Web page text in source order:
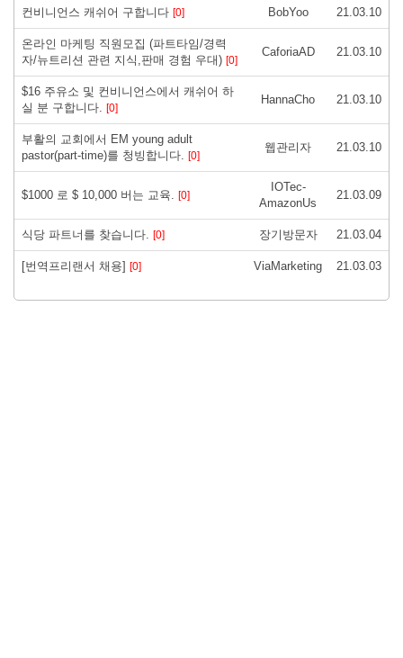
컨비니언스 캐쉬어 구합니다 [0] BobYoo 21.03.10
온라인 마케팅 직원모집 (파트타임/경력
자/뉴트리션 관련 지식,판매 경험 우대) [0]
CaforiaAD 21.03.10
$16 주유소 및 컨비니언스에서 캐쉬어 하
실 분 구합니다. [0]
HannaCho 21.03.10
부활의 교회에서 EM young adult
pastor(part-time)를 청빙합니다. [0]
웹관리자 21.03.10
$1000 로 $ 10,000 버는 교육. [0]
IOTec-
AmazonUs
21.03.09
식당 파트너를 찾습니다. [0] 장기방문자 21.03.04
[번역프리랜서 채용] [0] ViaMarketing 21.03.03